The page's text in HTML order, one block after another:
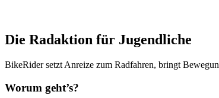
Die Radaktion für Jugendliche
BikeRider setzt Anreize zum Radfahren, bringt
Worum geht’s?